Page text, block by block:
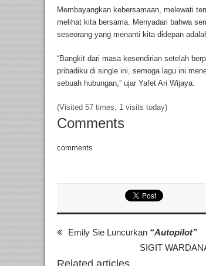
Membayangkan kebersamaan, melewati
melihat kita bersama. Menyadari bahwa
seseorang yang menanti kita didepan
“Bangkit dari masa kesendirian setelah
pribadiku di single ini, semoga lagu ini
sebuah hubungan,” ujar Yafet Ari Wijaya.
(Visited 57 times, 1 visits today)
Comments
comments
Emily Sie Luncurkan “Autopilot”
SIGIT